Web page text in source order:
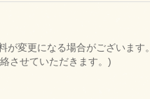
が変更になる場合がございます。
させていただきます。)